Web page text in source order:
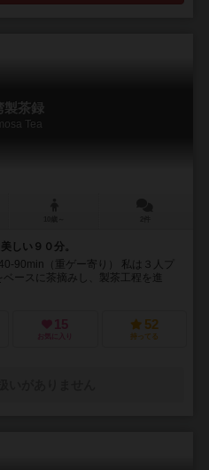
製茶録
Tea
しい９０分。
90min（重ゲー寄り） 私は３人プ
ースに茶摘みし、製茶工程を進
15
お気に入り
52
持ってる